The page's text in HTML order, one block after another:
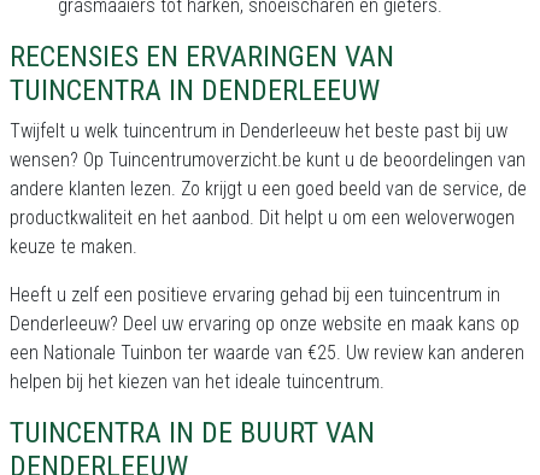
grasmaaiers tot harken, snoeischaren en gieters.
RECENSIES EN ERVARINGEN VAN
TUINCENTRA IN DENDERLEEUW
Twijfelt u welk tuincentrum in Denderleeuw het beste past bij uw
wensen? Op Tuincentrumoverzicht.be kunt u de beoordelingen van
andere klanten lezen. Zo krijgt u een goed beeld van de service, de
productkwaliteit en het aanbod. Dit helpt u om een weloverwogen
keuze te maken.
Heeft u zelf een positieve ervaring gehad bij een tuincentrum in
Denderleeuw? Deel uw ervaring op onze website en maak kans op
een Nationale Tuinbon ter waarde van €25. Uw review kan anderen
helpen bij het kiezen van het ideale tuincentrum.
TUINCENTRA IN DE BUURT VAN
DENDERLEEUW